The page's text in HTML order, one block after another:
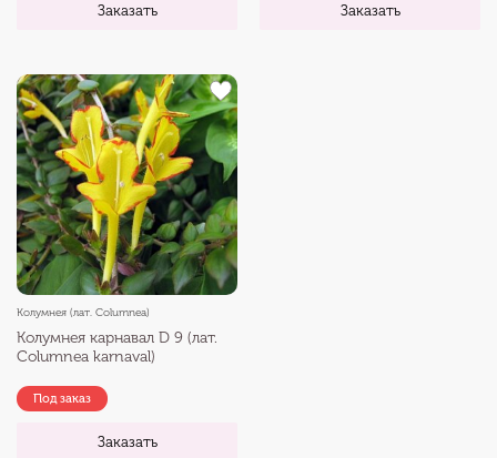
Заказать Заказать
Колумнея (лат. Columnea)
Колумнея карнавал D 9 (лат.
Сolumnea karnaval)
Под заказ
Заказать